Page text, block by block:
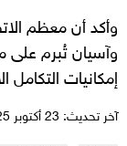
وأكد أن معظم
وآسيان تُبرم
إمكانيات التكامل
آخر تحديث: 23 أكتوبر 2025 - 16:06